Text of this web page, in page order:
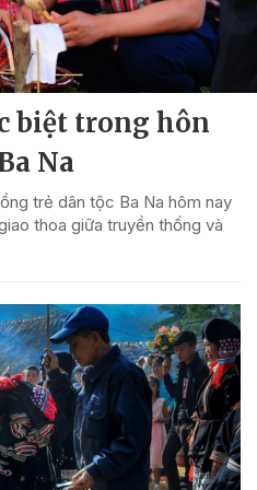
biệt trong hôn
Na
trẻ dân tộc Ba Na hôm nay
thoa giữa truyền thống và